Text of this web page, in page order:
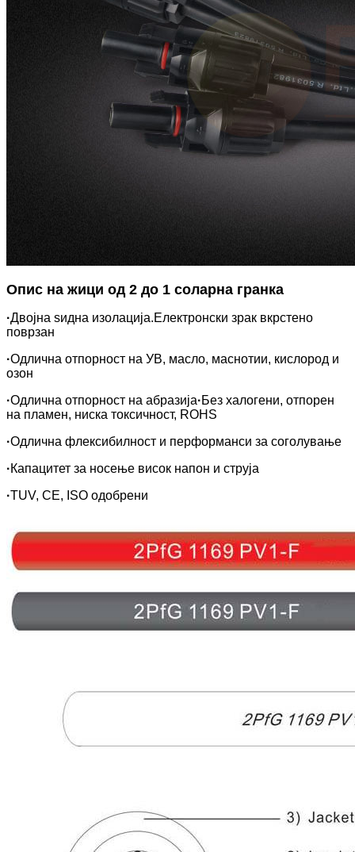
Опис на жици од 2 до 1 соларна гранка
·Двојна ѕидна изолација.Електронски зрак вкрстено
поврзан
·Одлична отпорност на УВ, масло, маснотии, кислород и
озон
·Одлична отпорност на абразија·Без халогени, отпорен
на пламен, ниска токсичност, ROHS
·Одлична флексибилност и перформанси за соголување
·Капацитет за носење висок напон и струја
·TUV, CE, ISO одобрени